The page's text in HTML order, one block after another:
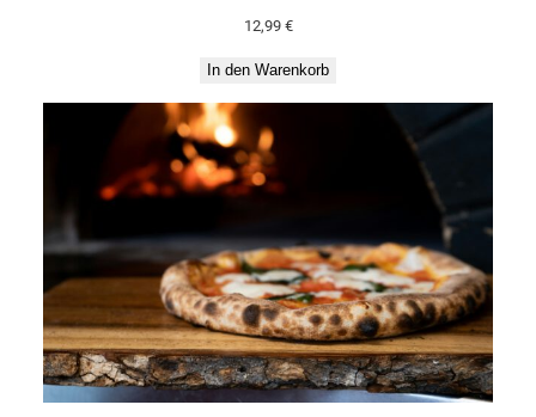
12,99 €
In den Warenkorb